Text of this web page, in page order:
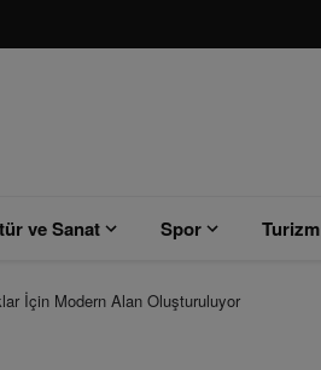
ve Sanat Spor Turizm
İçin Modern Alan Oluşturuluyor